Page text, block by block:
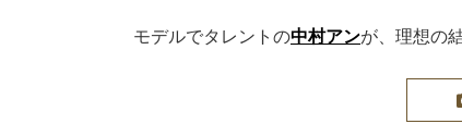
モデルでタレントの中村アンが、理想の